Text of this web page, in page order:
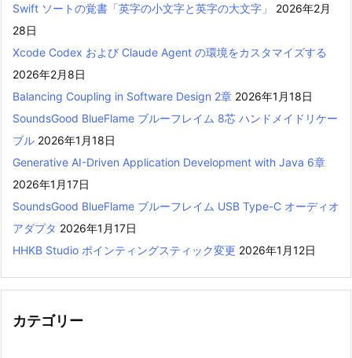
Swift ソートの覚書「英字の小文字と英字の大文字」
2026年2月
28日
Xcode Codex および Claude Agent の環境をカスタマイズする
2026年2月8日
Balancing Coupling in Software Design 2章 2026年1月18日
SoundsGood BlueFlame ブルーフレイム 8芯 ハンドメイドリケー
ブル 2026年1月18日
Generative AI-Driven Application Development with Java 6章
2026年1月17日
SoundsGood BlueFlame ブルーフレイム USB Type-C オーディオ
アダプタ 2026年1月17日
HHKB Studio ポインティングスティック変更 2026年1月12日
カテゴリー